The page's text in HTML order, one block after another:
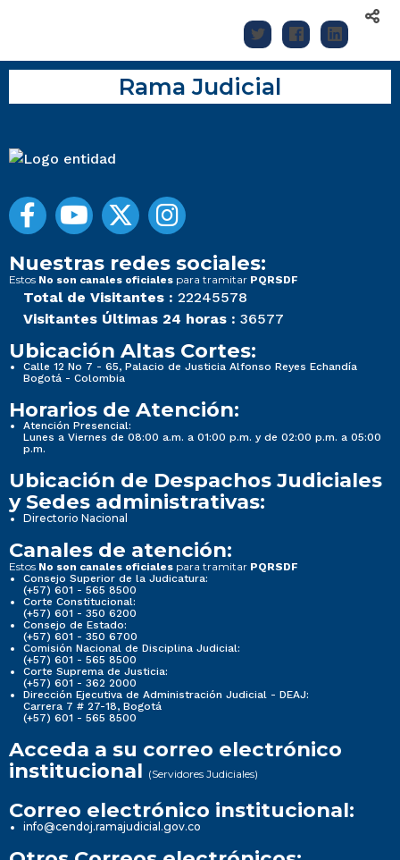
Rama Judicial
Nuestras redes sociales:
Estos No son canales oficiales para tramitar PQRSDF
Total de Visitantes : 22245578
Visitantes Últimas 24 horas : 36577
Ubicación Altas Cortes:
Calle 12 No 7 - 65, Palacio de Justicia Alfonso Reyes Echandía
Bogotá - Colombia
Horarios de Atención:
Atención Presencial:
Lunes a Viernes de 08:00 a.m. a 01:00 p.m. y de 02:00 p.m. a 05:00
p.m.
Ubicación de Despachos Judiciales
y Sedes administrativas:
Directorio Nacional
Canales de atención:
Estos No son canales oficiales para tramitar PQRSDF
Consejo Superior de la Judicatura:
(+57) 601 - 565 8500
Corte Constitucional:
(+57) 601 - 350 6200
Consejo de Estado:
(+57) 601 - 350 6700
Comisión Nacional de Disciplina Judicial:
(+57) 601 - 565 8500
Corte Suprema de Justicia:
(+57) 601 - 362 2000
Dirección Ejecutiva de Administración Judicial - DEAJ:
Carrera 7 # 27-18, Bogotá
(+57) 601 - 565 8500
Acceda a su correo electrónico
institucional (Servidores Judiciales)
Correo electrónico institucional:
info@cendoj.ramajudicial.gov.co